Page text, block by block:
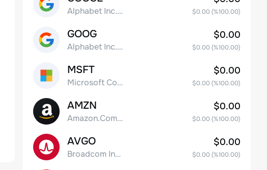
Alphabet Inc. Class A Common Stock $0.00(%100.00)
GOOG
Alphabet Inc. Class C Capital Stock
$0.00
$0.00(%100.00)
MSFT
Microsoft Corp
$0.00
$0.00(%100.00)
AMZN
Amazon.Com Inc
$0.00
$0.00(%100.00)
AVGO
Broadcom Inc. Common Stock
$0.00
$0.00(%100.00)